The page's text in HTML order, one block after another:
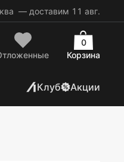
— доставим 11 авг.
Корзина
0
Клуб Акции